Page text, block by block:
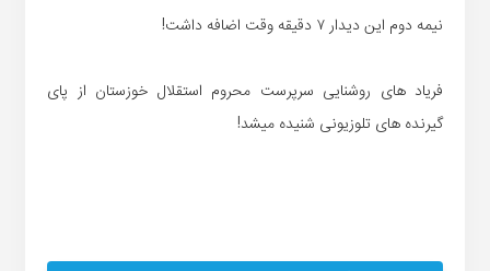
نیمه دوم این دیدار ۷ دقیقه وقت اضافه داشت!
فریاد های روشنایی سرپرست محروم استقلال خوزستان از پای
گیرنده های تلوزیونی شنیده میشد!